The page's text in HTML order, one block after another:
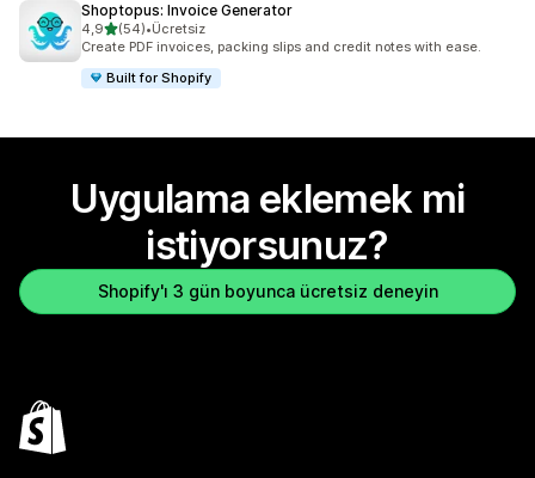
Shoptopus: Invoice Generator
4,95 yıldız üzerinden
(54)
toplam 54 değerlendirme
•Ücretsiz
Create PDF invoices, packing slips and credit notes with ease.
Built for Shopify
Uygulama eklemek mi
istiyorsunuz?
Shopify'ı 3 gün boyunca ücretsiz deneyin